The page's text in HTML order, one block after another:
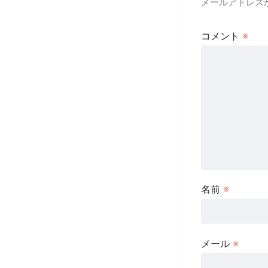
メールアドレス
コメント ※
名前 ※
メール ※